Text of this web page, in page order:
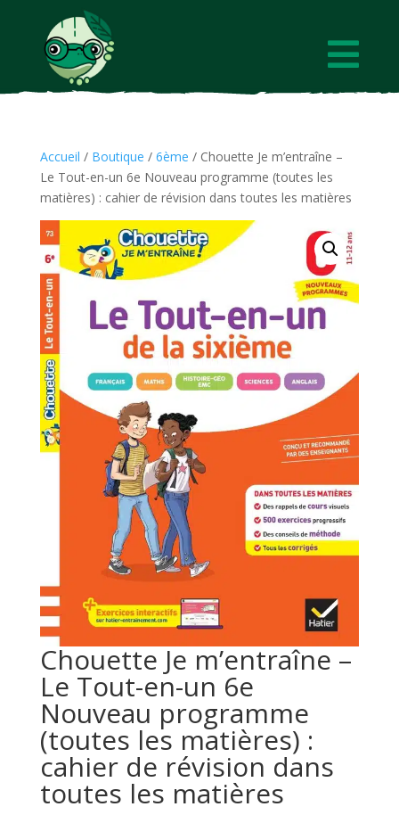

Accueil / Boutique / 6ème / Chouette Je m’entraîne –
Le Tout-en-un 6e Nouveau programme (toutes les
matières) : cahier de révision dans toutes les matières
Chouette Je m’entraîne –
Le Tout-en-un 6e
Nouveau programme
(toutes les matières) :
cahier de révision dans
toutes les matières